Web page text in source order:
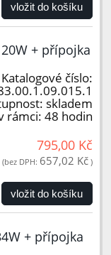
vložit do košíku
+ přípojka
Katalogové číslo:
skladem
rámci: 48 hodin
795,00 Kč
(bez DPH: 657,02 Kč )
vložit do košíku
+ přípojka